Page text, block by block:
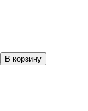
В корзину